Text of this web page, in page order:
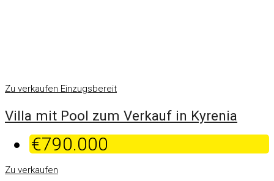
Zu verkaufen Einzugsbereit
Villa mit Pool zum Verkauf in Kyrenia
€790.000
Zu verkaufen